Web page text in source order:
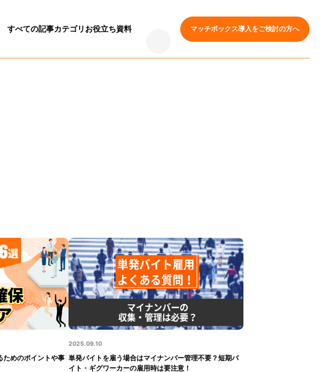
すべての記事カテゴリ
アルバイト採用のコツ
お役立ち資料
サービス紹介資料
マッチボックス導入をご検討の方へ
ためのポイントや事
2025.09.10
単発バイトを雇う場合はマイナンバー管理不要？短期バ
イト・ギグワーカーの雇用時は要注意！